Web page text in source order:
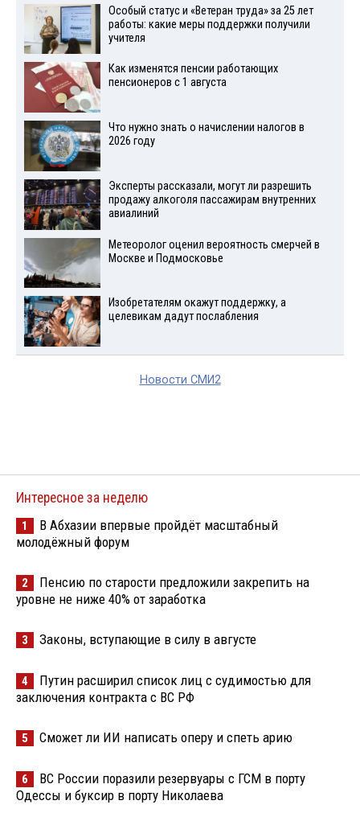
Особый статус и «Ветеран труда» за 25 лет
работы: какие меры поддержки получили
учителя
Как изменятся пенсии работающих
пенсионеров с 1 августа
Что нужно знать о начислении налогов в
2026 году
Эксперты рассказали, могут ли разрешить
продажу алкоголя пассажирам внутренних
авиалиний
Метеоролог оценил вероятность смерчей в
Москве и Подмосковье
Изобретателям окажут поддержку, а
целевикам дадут послабления
Новости СМИ2
Интересное за неделю
1
В Абхазии впервые пройдёт масштабный
молодёжный форум
2
Пенсию по старости предложили закрепить на
уровне не ниже 40% от заработка
3 Законы, вступающие в силу в августе
4
Путин расширил список лиц с судимостью для
заключения контракта с ВС РФ
5 Сможет ли ИИ написать оперу и спеть арию
6
ВС России поразили резервуары с ГСМ в порту
Одессы и буксир в порту Николаева